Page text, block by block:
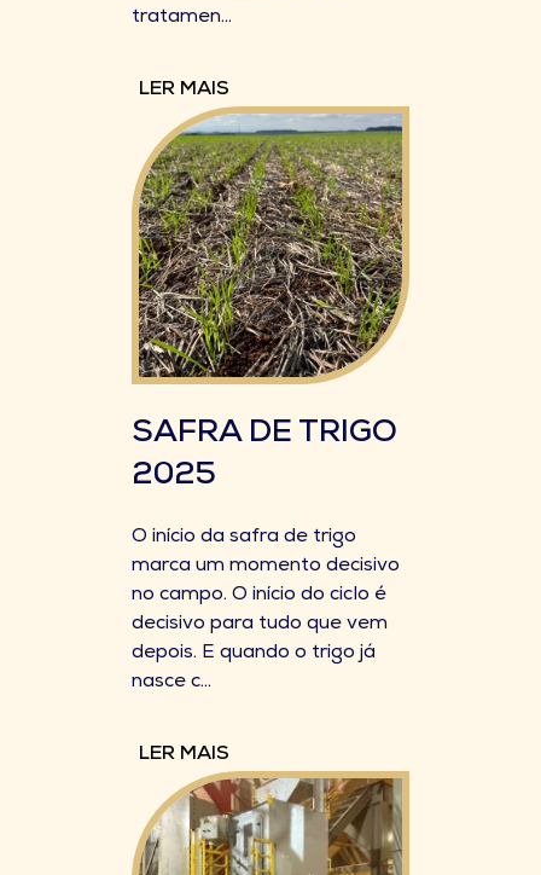
tratamen...
LER MAIS
SAFRA DE TRIGO
2025
O início da safra de trigo
marca um momento decisivo
no campo. O início do ciclo é
decisivo para tudo que vem
depois. E quando o trigo já
nasce c...
LER MAIS